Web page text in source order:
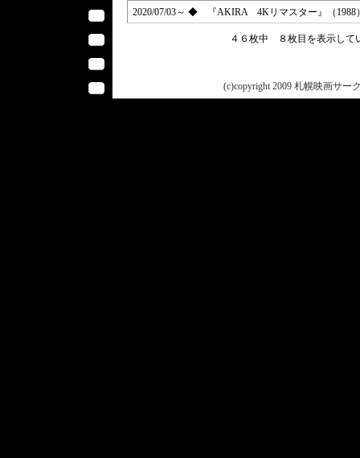
2020/07/03～ ◆ 『AKIRA 4Kリマスター』（1988
４６枚中 ８枚目を表示し
(c)copyright 2009 札幌映画サー